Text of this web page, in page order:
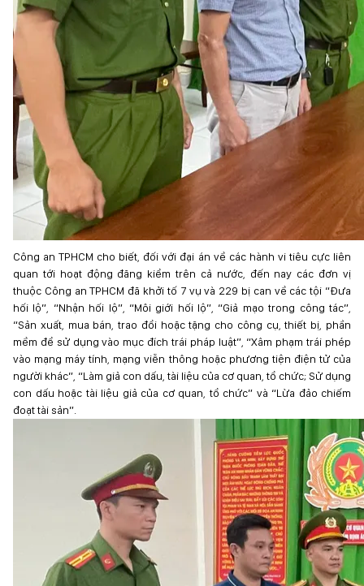
Công an TPHCM cho biết, đối với đại án về các hành vi tiêu cực liên
quan tới hoạt động đăng kiểm trên cả nước, đến nay các đơn vị
thuộc Công an TPHCM đã khởi tố 7 vụ và 229 bị can về các tội “Đưa
hối lộ”, “Nhận hối lộ”, “Môi giới hối lộ”, “Giả mạo trong công tác”,
“Sản xuất, mua bán, trao đổi hoặc tặng cho công cụ, thiết bị, phần
mềm để sử dụng vào mục đích trái pháp luật”, “Xâm phạm trái phép
vào mạng máy tính, mạng viễn thông hoặc phương tiện điện tử của
người khác”, “Làm giả con dấu, tài liệu của cơ quan, tổ chức; Sử dụng
con dấu hoặc tài liệu giả của cơ quan, tổ chức” và “Lừa đảo chiếm
đoạt tài sản”.